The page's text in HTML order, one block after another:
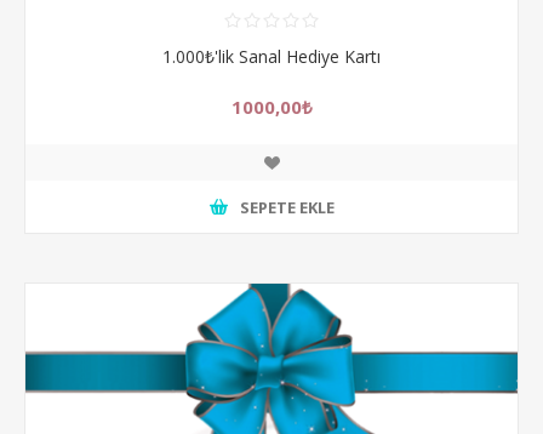
1.000₺'lik Sanal Hediye Kartı
1000,00₺
SEPETE EKLE